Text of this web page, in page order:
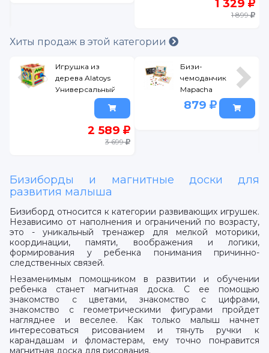
игр.фона
1 329
1 899
Хиты продаж в этой категории
Игрушка из
дерева Alatoys
Универсальный
2 589
3 699
Бизи-
чемоданчик
Mapacha
Дружная
семья: доска
игр.фона
879
Бизиборды и магнитные доски для
развития малыша
Бизиборд относится к категории развивающих игрушек.
Независимо от наполнения и ограничений по возрасту,
это - уникальный тренажер для мелкой моторики,
координации, памяти, воображения и логики,
формирования у ребенка понимания причинно-
следственных связей.
Незаменимым помощником в развитии и обучении
ребенка станет магнитная доска. С ее помощью
знакомство с цветами, знакомство с цифрами,
знакомство с геометрическими фигурами пройдет
нагляднее и веселее. Как только малыш начнет
интересоваться рисованием и тянуть ручки к
карандашам и фломастерам, ему точно понравится
магнитная доска для рисования.